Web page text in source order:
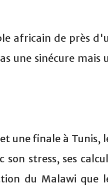
africain de près
une sinécure mais
une finale à Tunis,
stress, ses
du Malawi que